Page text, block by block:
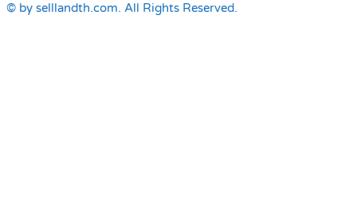
© by selllandth.com. All Rights Reserved.